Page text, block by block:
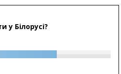
у Білорусі?